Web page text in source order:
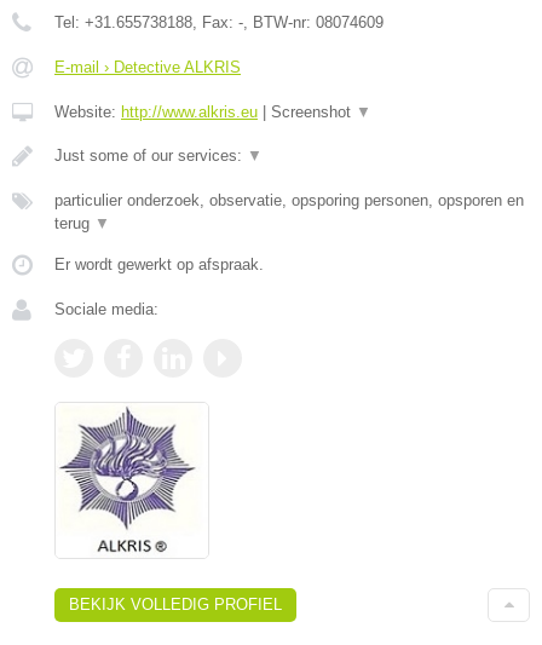
Tel: +31.655738188 , Fax: - , BTW-nr: 08074609
E-mail › Detective ALKRIS
Website: http://www.alkris.eu Screenshot ▼
Just some of our services: ▼
particulier onderzoek, observatie, opsporing personen, opsporen en
terug ▼
Er wordt gewerkt op afspraak.
Sociale media:
BEKIJK VOLLEDIG PROFIEL